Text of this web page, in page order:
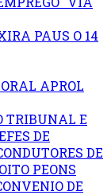
PAUS O 14
APROL
TRIBUNAL E
DE
DE
PEONS
DE